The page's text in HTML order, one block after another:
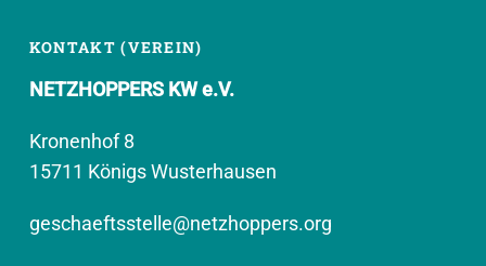
KONTAKT (VEREIN)
NETZHOPPERS KW e.V.
Kronenhof 8
15711 Königs Wusterhausen
geschaeftsstelle@netzhoppers.org